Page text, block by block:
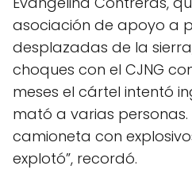
asociación de apoyo a
desplazadas de la
choques con el CJNG
meses el cártel intentó
mató a varias personas.
camioneta con
explotó”, recordó.